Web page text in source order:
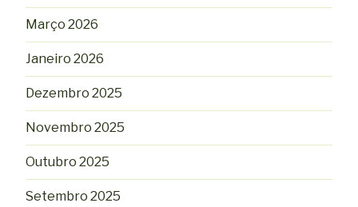
Março 2026
Janeiro 2026
Dezembro 2025
Novembro 2025
Outubro 2025
Setembro 2025